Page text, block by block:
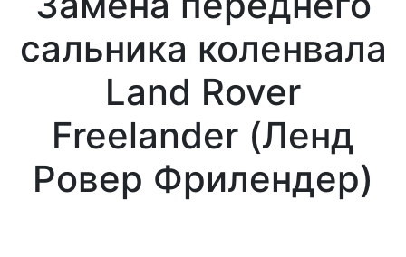
сальника коленвала
Land Rover
Freelander (Ленд
Ровер Фрилендер)